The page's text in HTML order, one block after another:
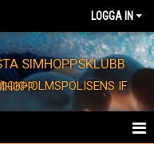
LOGGA IN
SIMHOPPSKLUBB
IF SIMHOPP